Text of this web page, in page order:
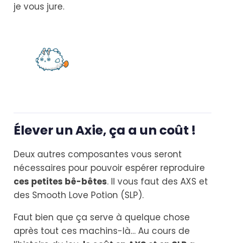
je vous jure.
Élever un Axie, ça a un coût !
Deux autres composantes vous seront
nécessaires pour pouvoir espérer reproduire
ces petites bê-bêtes. Il vous faut des AXS et
des Smooth Love Potion (SLP).
Faut bien que ça serve à quelque chose
après tout ces machins-là… Au cours de